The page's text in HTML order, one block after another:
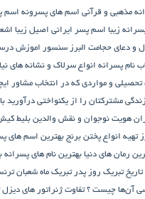
مذهبی و قرآنی اسم های پسرونه اسم
زیبا اسم پسر ایرانی اصیل زیبا
و دعای حجامت البرز سنسور اموزش
نام پسرانه انواع سرلاک و نشانه های
و مواردی که در انتخاب مشاور
مشترکتان را از یکنواختی درآورید
هویت نوجوان و نقش والدین بلیط
انواع پختن برنج بهترین اسم های
رمان های دنیا بهترین نام های پسرانه
تبریک روز پدر تبریک ماه شعبان
آن‌ها چیست ؟ تفاوت ژنراتور های دیزل